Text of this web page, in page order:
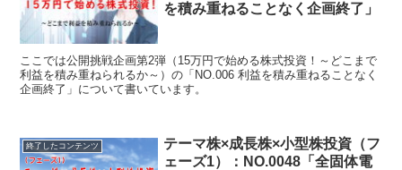
を積み重ねることなく企画終了」
ここでは公開挑戦企画第2弾（15万円で始める株式投資！～どこまで
利益を積み重ねられるか～）の「NO.006 利益を積み重ねることなく
企画終了」について書いています。
終了したコンテンツ
テーマ株×成長株×小型株投資（フ
ェーズ1）：NO.0048「全固体電